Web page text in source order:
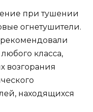
при тушении
огнетушители.
класса,
возгорания
находящихся